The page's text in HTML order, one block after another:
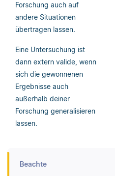
Forschung auch auf
andere Situationen
übertragen lassen.
Eine Untersuchung ist
dann extern valide, wenn
sich die gewonnenen
Ergebnisse auch
außerhalb deiner
Forschung generalisieren
lassen.
Beachte